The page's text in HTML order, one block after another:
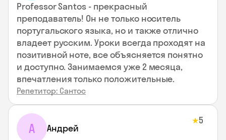
Professor Santos - прекрасный
преподаватель! Он не только носитель
португальского языка, но и также отлично
владеет русским. Уроки всегда проходят на
позитивной ноте, все объясняется понятно
и доступно. Занимаемся уже 2 месяца,
впечатления только положительные.
Репетитор: Сантос
А Андрей
★5